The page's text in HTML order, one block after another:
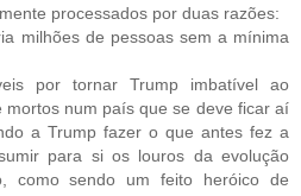
processados por duas razões:
milhões de pessoas sem a mínima
por tornar Trump imbatível ao
mortos num país que se deve ficar aí
a Trump fazer o que antes fez a
para si os louros da evolução
como sendo um feito heróico de